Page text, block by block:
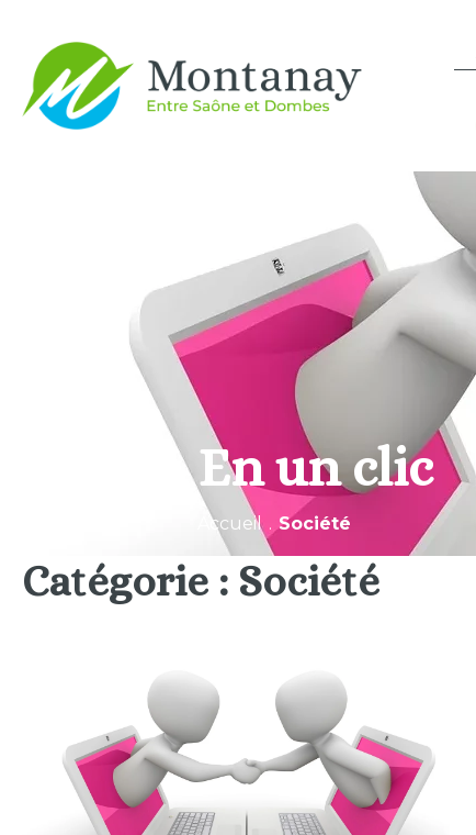
En un clic
Accueil . Société
Catégorie : Société